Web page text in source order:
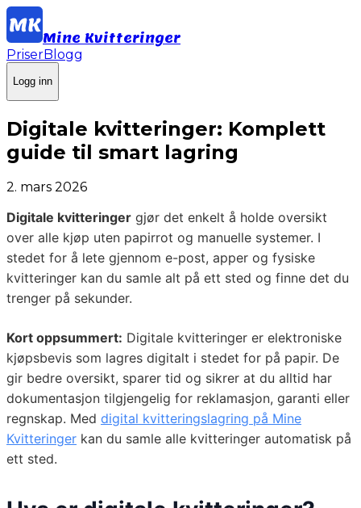
Mine Kvitteringer
PriserBlogg
Logg inn
Digitale kvitteringer: Komplett
guide til smart lagring
2. mars 2026
Digitale kvitteringer gjør det enkelt å holde oversikt
over alle kjøp uten papirrot og manuelle systemer. I
stedet for å lete gjennom e-post, apper og fysiske
kvitteringer kan du samle alt på ett sted og finne det du
trenger på sekunder.
Kort oppsummert: Digitale kvitteringer er elektroniske
kjøpsbevis som lagres digitalt i stedet for på papir. De
gir bedre oversikt, sparer tid og sikrer at du alltid har
dokumentasjon tilgjengelig for reklamasjon, garanti eller
regnskap. Med digital kvitteringslagring på Mine
Kvitteringer kan du samle alle kvitteringer automatisk på
ett sted.